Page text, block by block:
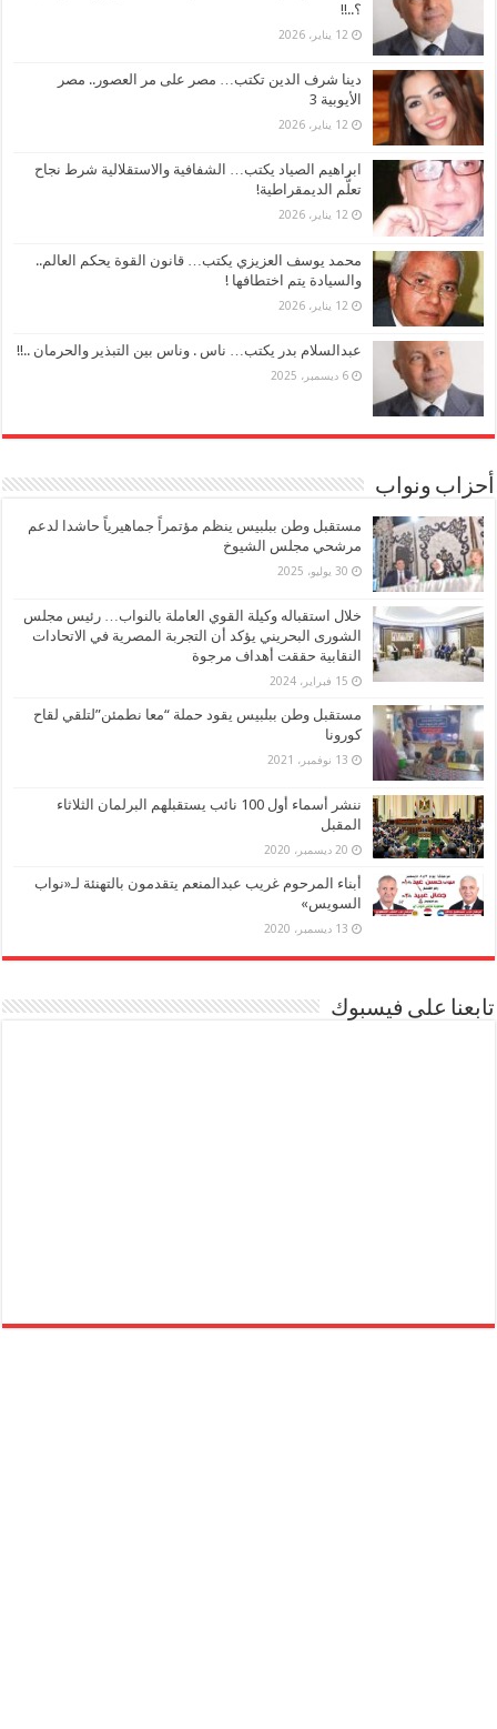
؟..!!
12 يناير، 2026
دينا شرف الدين تكتب… مصر على مر العصور.. مصر
الأيوبية 3
12 يناير، 2026
ابراهيم الصياد يكتب… الشفافية والاستقلالية شرط نجاح
تعلُّم الديمقراطية!
12 يناير، 2026
محمد يوسف العزيزي يكتب… قانون القوة يحكم العالم..
والسيادة يتم اختطافها !
12 يناير، 2026
عبدالسلام بدر يكتب… ناس . وناس بين التبذير والحرمان ..!!
6 ديسمبر، 2025
أحزاب ونواب
مستقبل وطن ببلبيس ينظم مؤتمراً جماهيرياً حاشدا لدعم
مرشحي مجلس الشيوخ
30 يوليو، 2025
خلال استقباله وكيلة القوي العاملة بالنواب… رئيس مجلس
الشورى البحريني يؤكد أن التجربة المصرية في الاتحادات
النقابية حققت أهداف مرجوة
15 فبراير، 2024
مستقبل وطن ببلبيس يقود حملة “معا نطمئن”لتلقي لقاح
كورونا
13 نوفمبر، 2021
ننشر أسماء أول 100 نائب يستقبلهم البرلمان الثلاثاء
المقبل
20 ديسمبر، 2020
أبناء المرحوم غريب عبدالمنعم يتقدمون بالتهنئة لـ«نواب
السويس»
13 ديسمبر، 2020
تابعنا على فيسبوك